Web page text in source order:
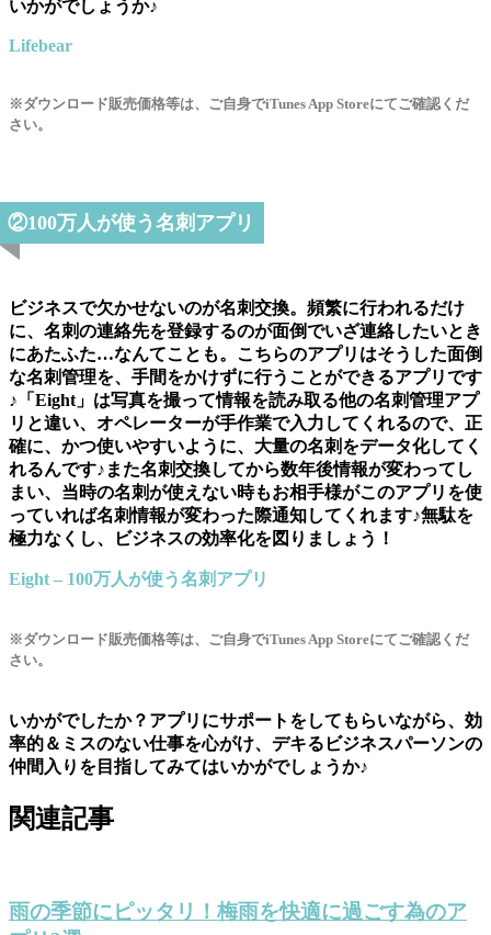
いかがでしょうか♪
Lifebear
※ダウンロード販売価格等は、ご自身でiTunes App Storeにてご確認くだ
さい。
②100万人が使う名刺アプリ
ビジネスで欠かせないのが名刺交換。頻繁に行われるだけ
に、名刺の連絡先を登録するのが面倒でいざ連絡したいとき
にあたふた…なんてことも。こちらのアプリはそうした面倒
な名刺管理を、手間をかけずに行うことができるアプリです
♪「Eight」は写真を撮って情報を読み取る他の名刺管理アプ
リと違い、オペレーターが手作業で入力してくれるので、正
確に、かつ使いやすいように、大量の名刺をデータ化してく
れるんです♪また名刺交換してから数年後情報が変わってし
まい、当時の名刺が使えない時もお相手様がこのアプリを使
っていれば名刺情報が変わった際通知してくれます♪無駄を
極力なくし、ビジネスの効率化を図りましょう！
Eight – 100万人が使う名刺アプリ
※ダウンロード販売価格等は、ご自身でiTunes App Storeにてご確認くだ
さい。
いかがでしたか？アプリにサポートをしてもらいながら、効
率的＆ミスのない仕事を心がけ、デキるビジネスパーソンの
仲間入りを目指してみてはいかがでしょうか♪
関連記事
雨の季節にピッタリ！梅雨を快適に過ごす為のア